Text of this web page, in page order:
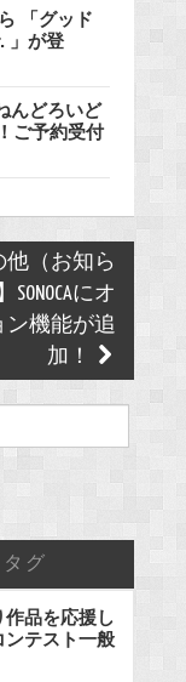
「グッド
」が登
んどろいど
ご予約受付
他（お知ら
にオ
ン機能が追
加！
タグ
品を応援し
ンテスト一般